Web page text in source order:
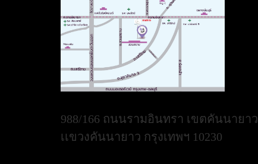
988/166 ถนนรามอินทรา เขตคันนายาว
เเขวงคันนายาว กรุงเทพฯ 10230